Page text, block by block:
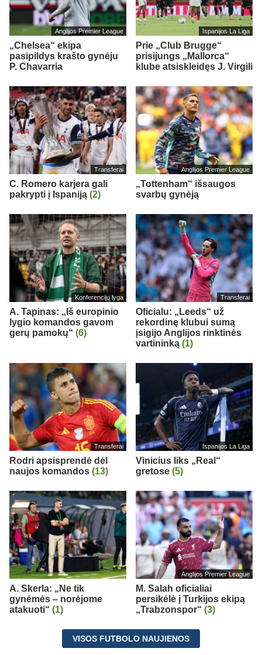
Anglijos Premier League
„Chelsea“ ekipa
pasipildys krašto gynėju
P. Chavarria
Ispanijos La Liga
Prie „Club Brugge“
prisijungs „Mallorca“
klube atsiskleidęs J. Virgili
Transferai
C. Romero karjera gali
pakrypti į Ispaniją (2)
Anglijos Premier League
„Tottenham“ išsaugos
svarbų gynėją
Konferencijų lyga
A. Tapinas: „Iš europinio
lygio komandos gavom
gerų pamokų“ (6)
Transferai
Oficialu: „Leeds“ už
rekordinę klubui sumą
įsigijo Anglijos rinktinės
vartininką (1)
Transferai
Rodri apsisprendė dėl
naujos komandos (13)
Ispanijos La Liga
Vinicius liks „Real“
gretose (5)
A. Skerla: „Ne tik
gynėmės – norėjome
atakuoti“ (1)
Anglijos Premier League
M. Salah oficialiai
persikėlė į Turkijos ekipą
„Trabzonspor“ (3)
VISOS FUTBOLO NAUJIENOS